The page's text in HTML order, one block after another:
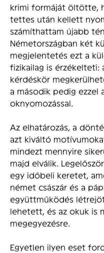
krimi formáját öltötte,
tettes után kellett
számíthattam újabb
Németországban két
megjelentetés ezt a
fizikailag is
kérdéskör
a második pedig ezzel
oknyomozással.
Az elhatározás, a
azt kiváltó
mindezt mennyire
majd elválik.
egy időbeli keretet,
német császár és a
együttműködés
lehetett, és az okuk is
megegyezésre.
Egyetlen ilyen eset